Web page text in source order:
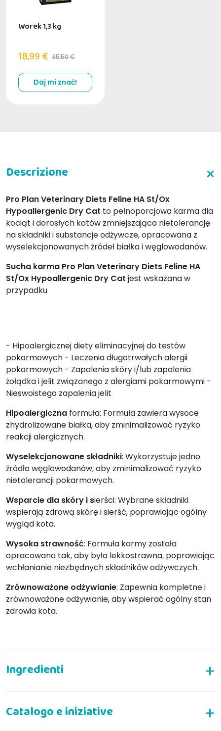
Worek 1,3 kg
18,99 € 35,50 €
Daj mi znać!
Pro Plan Veterinary Diets Feline HA St/Ox
Hypoallergenic Dry Cat to pełnoporcjowa karma dla
kociąt i dorosłych kotów zmniejszająca nietolerancję
na składniki i substancje odżywcze, opracowana z
wyselekcjonowanych źródeł białka i węglowodanów.
Sucha karma Pro Plan Veterinary Diets Feline HA
St/Ox Hypoallergenic Dry Cat jest wskazana w
przypadku
- Hipoalergicznej diety eliminacyjnej do testów
pokarmowych - Leczenia długotrwałych alergii
pokarmowych - Zapalenia skóry i/lub zapalenia
żołądka i jelit związanego z alergiami pokarmowymi -
Nieswoistego zapalenia jelit
Hipoalergiczna formuła: Formuła zawiera wysoce
zhydrolizowane białka, aby zminimalizować ryzyko
reakcji alergicznych.
Wyselekcjonowane składniki: Wykorzystuje jedno
źródło węglowodanów, aby zminimalizować ryzyko
nietolerancji pokarmowych.
Wsparcie dla skóry i sierści: Wybrane składniki
wspierają zdrową skórę i sierść, poprawiając ogólny
wygląd kota.
Wysoka strawność: Formuła karmy została
opracowana tak, aby była lekkostrawna, poprawiając
wchłanianie niezbędnych składników odżywczych.
Zrównoważone odżywianie: Zapewnia kompletne i
zrównoważone odżywianie, aby wspierać ogólny stan
zdrowia kota.